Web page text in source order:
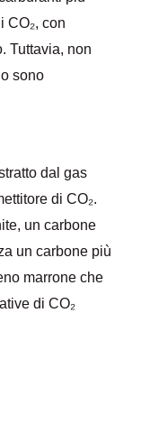
CO₂, con
Tuttavia, non
sono
dal gas
di CO₂.
un carbone
un carbone più
marrone che
di CO₂